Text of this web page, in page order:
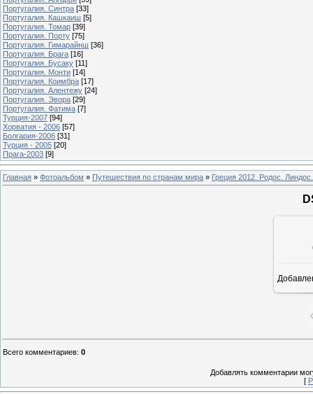
Португалия. Синтра [33]
Португалия. Кашкаиш [5]
Португалия. Томар [39]
Португалия. Порту [75]
Португалия. Гимарайнш [36]
Португалия. Брага [16]
Португалия. Бусаку [11]
Португалия. Монти [14]
Португалия. Коимбра [17]
Португалия. Алентежу [24]
Португалия. Эвора [29]
Португалия. Фатима [7]
Турция-2007 [94]
Хорватия - 2006 [57]
Болгария-2006 [31]
Турция - 2005 [20]
Прага-2003 [9]
Главная » Фотоальбом » Путешествия по странам мира » Греция 2012. Родос. Линдос.
Всего комментариев: 0
Добавлять комментарии
[